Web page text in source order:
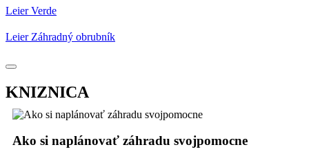
Leier Verde
Leier Záhradný obrubník
KNIZNICA
Ako si naplánovať záhradu svojpomocne